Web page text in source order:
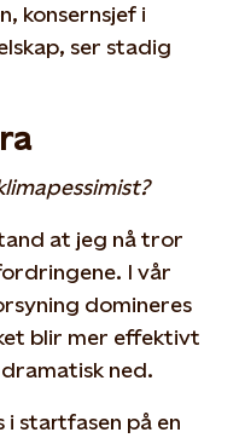
konsernsjef i
ser stadig
at jeg nå tror
I vår
domineres
blir mer effektivt
ned.
i startfasen på en